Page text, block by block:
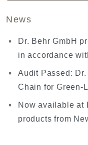
News
Dr. Behr GmbH
in accordance
Audit Passed:
Chain for Green-
Now available at
products from